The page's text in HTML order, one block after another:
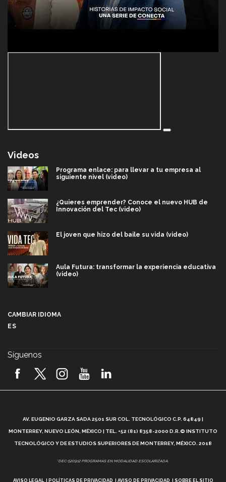
Videos
Programa enlace: para llevar a tu empresa al
siguiente nivel (video)
¿Quieres emprender? Conoce el nuevo HUB de
Innovación del Tec (video)
El joven que hizo del baile su vida (video)
Aula Futura: transformar la experiencia educativa
(video)
2026! (video)
¿Cómo es el Modelo Educativo Tec? (video)
Vida Tec: Feminismo e Inteligencia Artificial, Paola
CAMBIAR IDIOMA
ES
Síguenos
AV. EUGENIO GARZA SADA 2501 SUR COL. TECNOLÓGICO C.P. 64849 |
MONTERREY, NUEVO LEÓN, MÉXICO | TEL. +52 (81) 8358-2000 D.R.© INSTITUTO
TECNOLÓGICO Y DE ESTUDIOS SUPERIORES DE MONTERREY, MÉXICO. 2018
*DEC-520912 PROGRAMAS EN MODALIDAD ESCOLARIZADA.
AVISO LEGAL POLÍTICAS DE PRIVACIDAD AVISO DE PRIVACIDAD SOBRE EL SITIO